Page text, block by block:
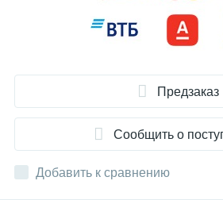
Предзаказ
Сообщить о
Добавить к сравнению